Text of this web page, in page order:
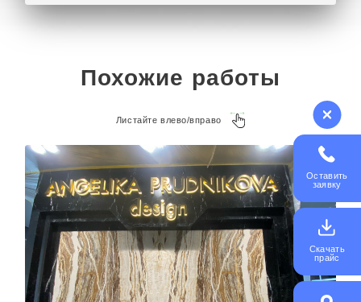
Отправьте ваш проект объемных букв из
Похожие работы
Листайте влево/вправо
Оставить
заявку
Скачать
прайс